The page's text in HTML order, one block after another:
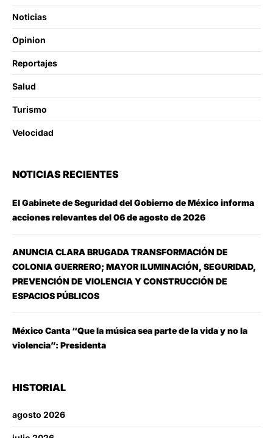
Noticias
Opinion
Reportajes
Salud
Turismo
Velocidad
NOTICIAS RECIENTES
El Gabinete de Seguridad del Gobierno de México informa
acciones relevantes del 06 de agosto de 2026
ANUNCIA CLARA BRUGADA TRANSFORMACIÓN DE
COLONIA GUERRERO; MAYOR ILUMINACIÓN, SEGURIDAD,
PREVENCIÓN DE VIOLENCIA Y CONSTRUCCIÓN DE
ESPACIOS PÚBLICOS
México Canta “Que la música sea parte de la vida y no la
violencia”: Presidenta
HISTORIAL
agosto 2026